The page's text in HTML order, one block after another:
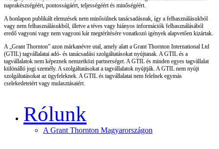
naprakészségéért, pontosságáért, teljességéért és minőségéért.
A honlapon publikált elemzések nem minősülnek tanácsadásnak, így a felhasználásukból
vagy nem felhasználásukból, illetve a téves vagy hiányos információk felhasználásából
eredő vagyoni vagy nem vagyoni kár megtérítésére vonatkozó igények alapvetően kizártak.
A „Grant Thornton” azon márkanévre utal, amely alatt a Grant Thornton International Ltd
(GTIL) tagvállalatai adó- és tanácsadási szolgáltatásokat nyújtanak. A GTIL és a
tagvállalatok nem képeznek nemzetközi partnerséget. A GTIL és minden egyes tagvállalat
különálló jogi személy. A szolgáltatásokat a tagvállalatok nyújtják. A GTIL nem nyújt
szolgáltatásokat az ügyfeleknek. A GTIL és tagvállalatai nem felelnek egymás
cselekedeteiért vagy mulasztásaiért.
Rólunk
A Grant Thornton Magyarországon